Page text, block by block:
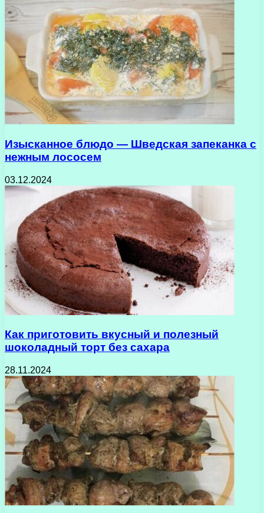
Изысканное блюдо — Шведская запеканка с
нежным лососем
03.12.2024
Как приготовить вкусный и полезный
шоколадный торт без сахара
28.11.2024